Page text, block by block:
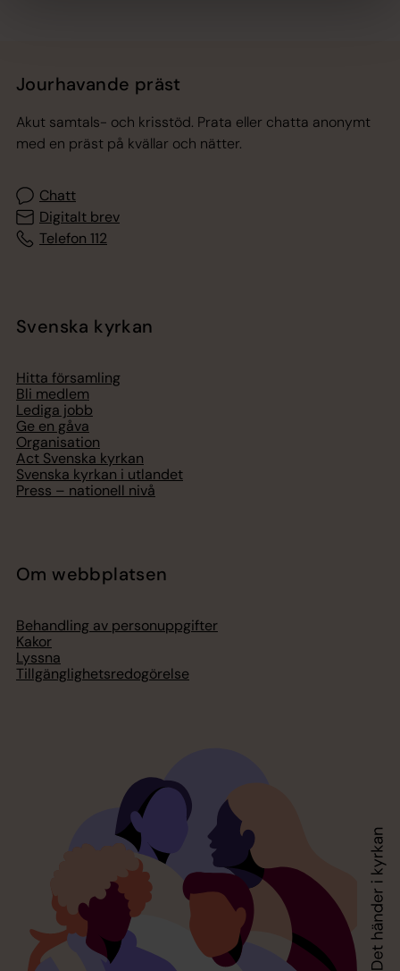
Jourhavande präst
Akut samtals- och krisstöd. Prata eller chatta anonymt
med en präst på kvällar och nätter.
Chatt
Digitalt brev
Telefon 112
Svenska kyrkan
Hitta församling
Bli medlem
Lediga jobb
Ge en gåva
Organisation
Act Svenska kyrkan
Svenska kyrkan i utlandet
Press – nationell nivå
Om webbplatsen
Behandling av personuppgifter
Kakor
Lyssna
Tillgänglighetsredogörelse